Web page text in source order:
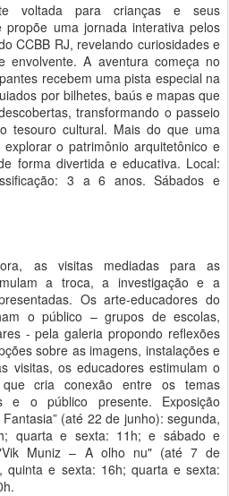
voltada para crianças e seus
propõe uma jornada interativa pelos
CCBB RJ, revelando curiosidades e
envolvente. A aventura começa no
recebem uma pista especial na
por bilhetes, baús e mapas que
transformando o passeio
tesouro cultural. Mais do que uma
o patrimônio arquitetônico e
forma divertida e educativa. Local:
3 a 6 anos. Sábados e
as visitas mediadas para as
a troca, a investigação e a
Os arte-educadores do
o público – grupos de escolas,
- pela galeria propondo reflexões
sobre as imagens, instalações e
visitas, os educadores estimulam o
cria conexão entre os temas
e o público presente. Exposição
(até 22 de junho): segunda,
quarta e sexta: 11h; e sábado e
Muniz – A olho nu" (até 7 de
quinta e sexta: 16h; quarta e sexta: